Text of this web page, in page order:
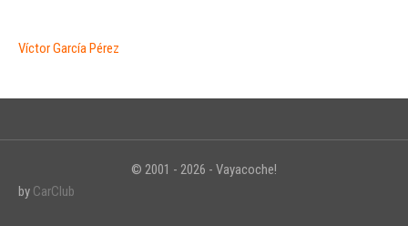
Víctor García Pérez
© 2001 - 2026 - Vayacoche!
by CarClub